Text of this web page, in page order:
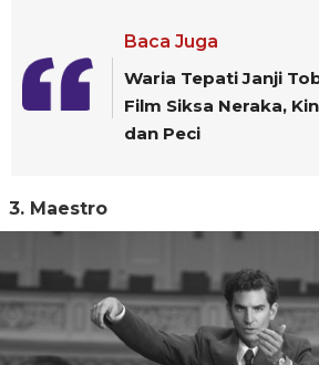
Baca Juga
Waria Tepati Janji
Film Siksa Neraka,
dan Peci
3. Maestro